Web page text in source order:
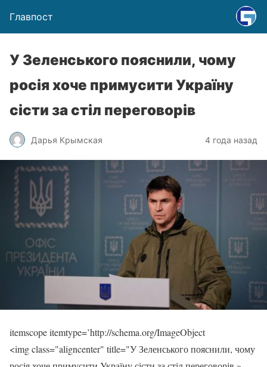
Главпост
У Зеленського пояснили, чому
росія хоче примусити Україну
сісти за стіл переговорів
Дарья Крымская 4 года назад
itemscope itemtype=’http://schema.org/ImageObject
<img class="aligncenter" title="У Зеленського пояснили, чому